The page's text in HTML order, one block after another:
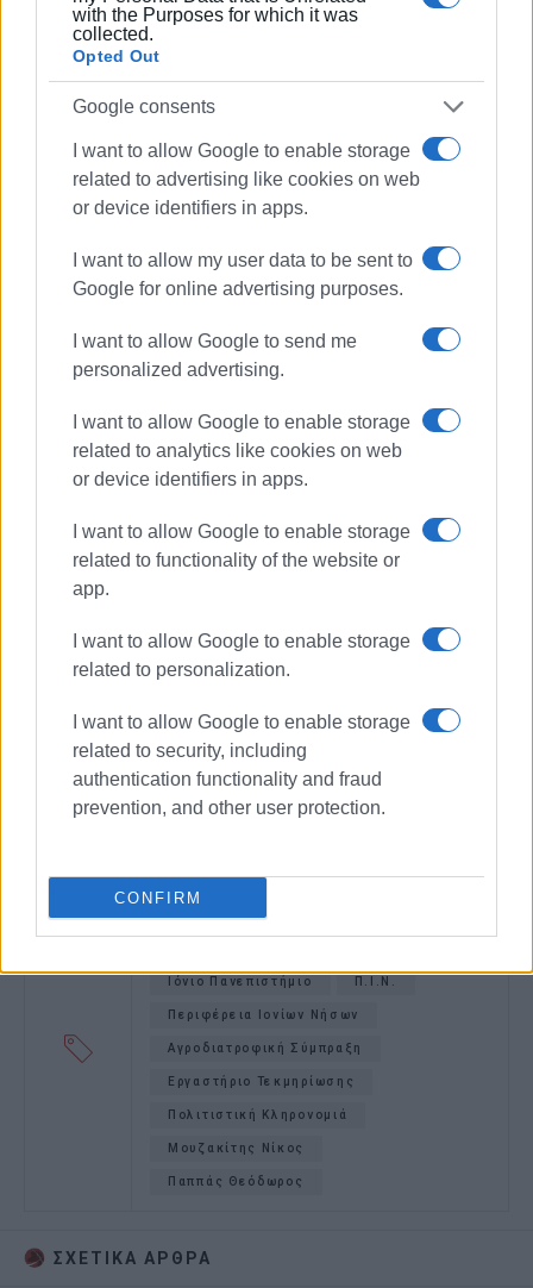
with the Purposes for which it was
collected.
Opted Out
Google consents
I want to allow Google to enable storage
related to advertising like cookies on web
or device identifiers in apps.
I want to allow my user data to be sent to
Google for online advertising purposes.
I want to allow Google to send me
personalized advertising.
I want to allow Google to enable storage
related to analytics like cookies on web
or device identifiers in apps.
I want to allow Google to enable storage
related to functionality of the website or
app.
I want to allow Google to enable storage
related to personalization.
I want to allow Google to enable storage
related to security, including
authentication functionality and fraud
prevention, and other user protection.
CONFIRM
Ακολουθήστε το enimerosi στο
Συνδρομητές στο e-paper
Ιόνιο Πανεπιστήμιο Π.Ι.Ν.
Περιφέρεια Ιονίων Νήσων
Αγροδιατροφική Σύμπραξη
Εργαστήριο Τεκμηρίωσης
Πολιτιστική Κληρονομιά
Μουζακίτης Νίκος
Παππάς Θεόδωρος
ΣΧΕΤΙΚA AΡΘΡΑ